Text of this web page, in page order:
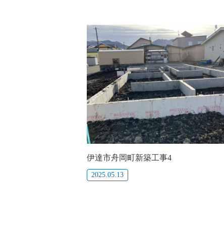
伊達市舟岡町新築工事4
2025.05.13